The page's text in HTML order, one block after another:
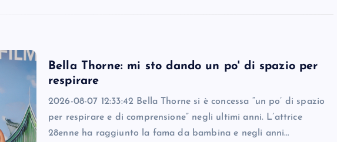
Bella Thorne: mi sto dando un po' di spazio per
respirare
2026-08-07 12:33:42 Bella Thorne si è concessa “un po’ di spazio
per respirare e di comprensione” negli ultimi anni. L’attrice
28enne ha raggiunto la fama da bambina e negli anni…